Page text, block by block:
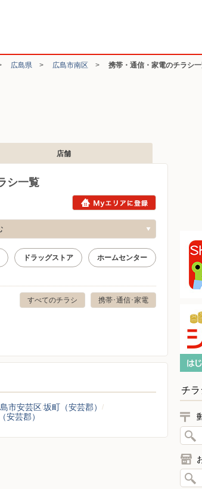
広島県 > 広島市南区 > 携帯・通信・家電のチラシ
店舗
シ一覧
ドラッグストア ホームセンター
携帯･通信･家電
すべてのチラシ
市安芸区坂町（安芸郡）
安芸郡）
チラ